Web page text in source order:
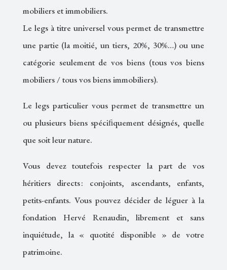
mobiliers et immobiliers.
Le legs à titre universel vous permet de transmettre
une partie (la moitié, un tiers, 20%, 30%…) ou une
catégorie seulement de vos biens (tous vos biens
mobiliers / tous vos biens immobiliers).
Le legs particulier vous permet de transmettre un
ou plusieurs biens spéciﬁquement désignés, quelle
que soit leur nature.
Vous devez toutefois respecter la part de vos
héritiers directs : conjoints, ascendants, enfants,
petits-enfants. Vous pouvez décider de léguer à la
fondation Hervé Renaudin, librement et sans
inquiétude, la « quotité disponible » de votre
patrimoine.